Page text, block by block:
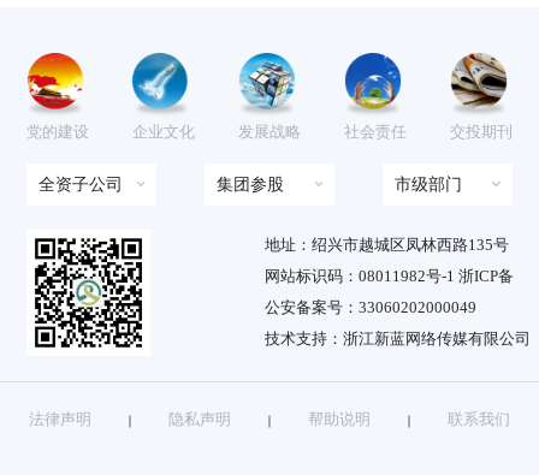
党的建设 企业文化 发展战略 社会责任 交投期刊
全资子公司 集团参股 市级部门
地址：绍兴市越城区凤林西路135号
网站标识码：08011982号-1 浙ICP备
公安备案号：33060202000049
技术支持：浙江新蓝网络传媒有限公司
法律声明 ｜ 隐私声明 ｜ 帮助说明 ｜ 联系我们